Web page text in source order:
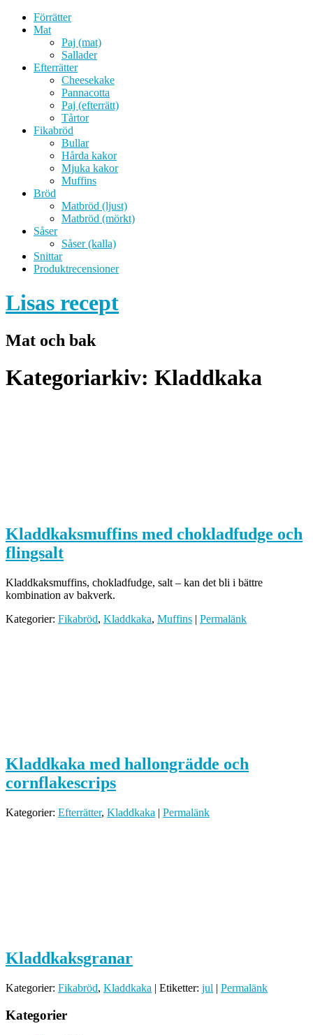
Förrätter
Mat
Paj (mat)
Sallader
Efterrätter
Cheesekake
Pannacotta
Paj (efterrätt)
Tårtor
Fikabröd
Bullar
Hårda kakor
Mjuka kakor
Muffins
Bröd
Matbröd (ljust)
Matbröd (mörkt)
Såser
Såser (kalla)
Snittar
Produktrecensioner
Lisas recept
Mat och bak
Kategoriarkiv: Kladdkaka
Kladdkaksmuffins med chokladfudge och
flingsalt
Kladdkaksmuffins, chokladfudge, salt – kan det bli i bättre
kombination av bakverk.
Kategorier: Fikabröd, Kladdkaka, Muffins | Permalänk
Kladdkaka med hallongrädde och
cornflakescrips
Kategorier: Efterrätter, Kladdkaka | Permalänk
Kladdkaksgranar
Kategorier: Fikabröd, Kladdkaka | Etiketter: jul | Permalänk
Kategorier